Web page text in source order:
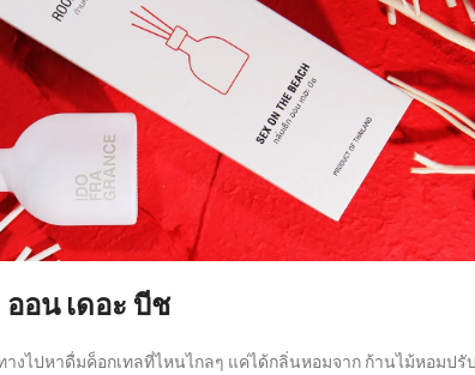
อน เดอะ บีช
งไปหาดื่มค็อกเทลที่ไหนไกลๆ แค่ได้กลิ่นหอมจาก ก้านไม้หอมปรั